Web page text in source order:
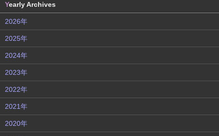
Yearly Archives
2026年
2025年
2024年
2023年
2022年
2021年
2020年